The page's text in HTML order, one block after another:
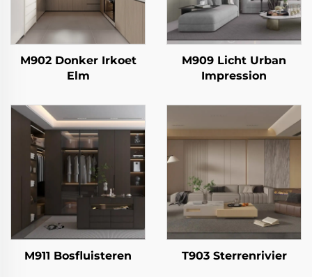
M902 Donker Irkoet
Elm
M909 Licht Urban
Impression
M911 Bosfluisteren T903 Sterrenrivier